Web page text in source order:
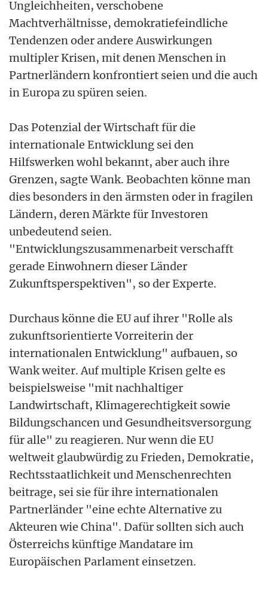
Ungleichheiten, verschobene
Machtverhältnisse, demokratiefeindliche
Tendenzen oder andere Auswirkungen
multipler Krisen, mit denen Menschen in
Partnerländern konfrontiert seien und die auch
in Europa zu spüren seien.
Das Potenzial der Wirtschaft für die
internationale Entwicklung sei den
Hilfswerken wohl bekannt, aber auch ihre
Grenzen, sagte Wank. Beobachten könne man
dies besonders in den ärmsten oder in fragilen
Ländern, deren Märkte für Investoren
unbedeutend seien.
"Entwicklungszusammenarbeit verschafft
gerade Einwohnern dieser Länder
Zukunftsperspektiven", so der Experte.
Durchaus könne die EU auf ihrer "Rolle als
zukunftsorientierte Vorreiterin der
internationalen Entwicklung" aufbauen, so
Wank weiter. Auf multiple Krisen gelte es
beispielsweise "mit nachhaltiger
Landwirtschaft, Klimagerechtigkeit sowie
Bildungschancen und Gesundheitsversorgung
für alle" zu reagieren. Nur wenn die EU
weltweit glaubwürdig zu Frieden, Demokratie,
Rechtsstaatlichkeit und Menschenrechten
beitrage, sei sie für ihre internationalen
Partnerländer "eine echte Alternative zu
Akteuren wie China". Dafür sollten sich auch
Österreichs künftige Mandatare im
Europäischen Parlament einsetzen.